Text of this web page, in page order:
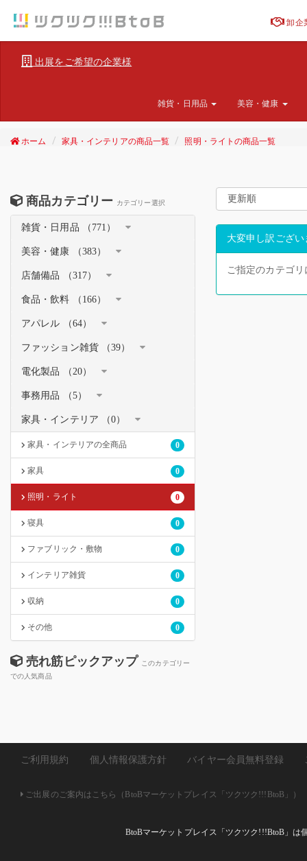
卸企
出展をご希望の企業様
雑貨・日用品 美容・健康
ホーム 家具・インテリアの商品一覧 照明・ライトの商品一覧
商品カテゴリー カテゴリー選択
雑貨・日用品 （771）
美容・健康 （383）
店舗備品 （317）
食品・飲料 （166）
アパレル （64）
ファッション雑貨 （39）
電化製品 （20）
事務用品 （5）
家具・インテリア （0）
家具・インテリアの全商品 0
家具 0
照明・ライト 0
寝具 0
ファブリック・敷物 0
インテリア雑貨 0
収納 0
その他 0
売れ筋ピックアップ このカテゴリー
での人気商品
大変申し訳ござい
ご指定のカテゴ
ご利用規約 個人情報保護方針 バイヤー会員無料登録
ご出展のご案内はこちら（BtoBマーケットプレイス「ツクツク!!!BtoB」）
BtoBマーケットプレイス「ツクツク!!!BtoB」は